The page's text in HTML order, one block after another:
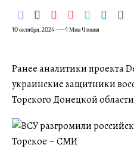
10 октября, 2024 1 Мин Чтения
Ранее аналитики проекта
украинские защитники
Торского Донецкой